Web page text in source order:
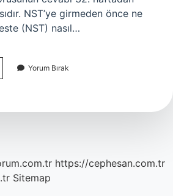
NST’ye girmeden önce ne
(NST) nasıl…
Yorum Bırak
https://cephesan.com.tr
Sitemap